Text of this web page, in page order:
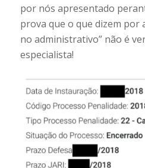
por nós apresentado
prova que o que dizem por
no administrativo” não é
especialista!